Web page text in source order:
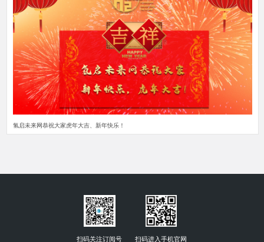
氢启未来网恭祝大家虎年大吉、新年快乐！
扫码关注订阅号 扫码进入手机官网